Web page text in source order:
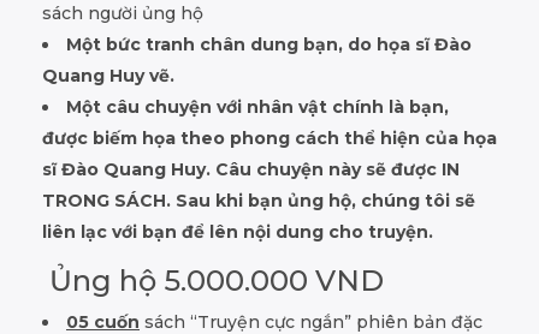
sách người ủng hộ
Một bức tranh chân dung bạn, do họa sĩ Đào
Quang Huy vẽ.
Một câu chuyện với nhân vật chính là bạn,
được biếm họa theo phong cách thể hiện của họa
sĩ Đào Quang Huy. Câu chuyện này sẽ được IN
TRONG SÁCH. Sau khi bạn ủng hộ, chúng tôi sẽ
liên lạc với bạn để lên nội dung cho truyện.
Ủng hộ 5.000.000 VND
05 cuốn sách “Truyện cực ngắn” phiên bản đặc